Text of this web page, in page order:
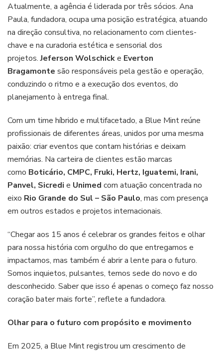
Atualmente, a agência é liderada por três sócios. Ana
Paula, fundadora, ocupa uma posição estratégica, atuando
na direção consultiva, no relacionamento com clientes-
chave e na curadoria estética e sensorial dos
projetos.Jeferson Wolschicke Everton
Bragamonte são responsáveis pela gestão e operação,
conduzindo o ritmo e a execução dos eventos, do
planejamento à entrega final.
Com um time híbrido e multifacetado, a Blue Mint reúne
profissionais de diferentes áreas, unidos por uma mesma
paixão: criar eventos que contam histórias e deixam
memórias. Na carteira de clientes estão marcas
como Boticário, CMPC, Fruki, Hertz, Iguatemi, Irani,
Panvel, Sicredi e Unimed com atuação concentrada no
eixo Rio Grande do Sul – São Paulo, mas com presença
em outros estados e projetos internacionais.
“Chegar aos 15 anos é celebrar os grandes feitos e olhar
para nossa história com orgulho do que entregamos e
impactamos, mas também é abrir a lente para o futuro.
Somos inquietos, pulsantes, temos sede do novo e do
desconhecido. Saber que isso é apenas o começo faz nosso
coração bater mais forte”, reflete a fundadora.
Olhar para o futuro com propósito e movimento
Em 2025, a Blue Mint registrou um crescimento de